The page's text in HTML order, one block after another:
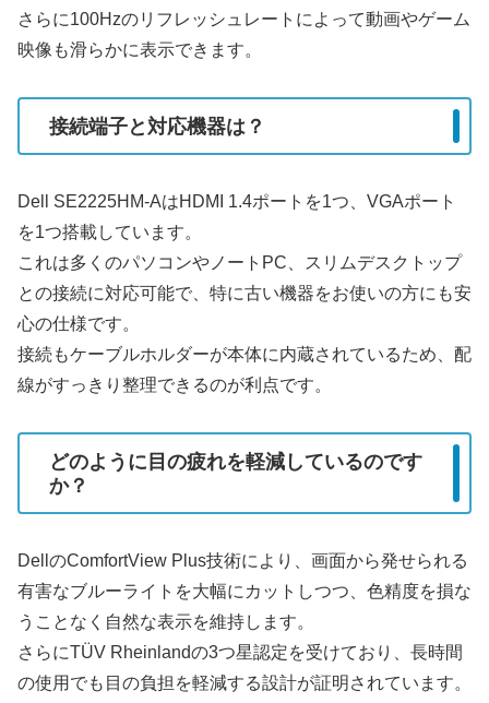
さらに100Hzのリフレッシュレートによって動画やゲーム
映像も滑らかに表示できます。
接続端子と対応機器は？
Dell SE2225HM-AはHDMI 1.4ポートを1つ、VGAポート
を1つ搭載しています。
これは多くのパソコンやノートPC、スリムデスクトップ
との接続に対応可能で、特に古い機器をお使いの方にも安
心の仕様です。
接続もケーブルホルダーが本体に内蔵されているため、配
線がすっきり整理できるのが利点です。
どのように目の疲れを軽減しているのです
か？
DellのComfortView Plus技術により、画面から発せられる
有害なブルーライトを大幅にカットしつつ、色精度を損な
うことなく自然な表示を維持します。
さらにTÜV Rheinlandの3つ星認定を受けており、長時間
の使用でも目の負担を軽減する設計が証明されています。